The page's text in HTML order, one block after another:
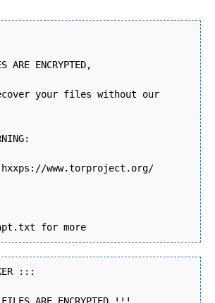
ARE ENCRYPTED,
your files without our
www.torproject.org/
for more
:::